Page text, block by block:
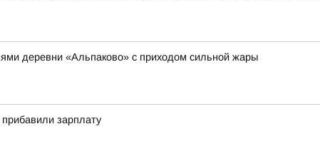
деревни «Альпаково» с приходом сильной жары
зарплату